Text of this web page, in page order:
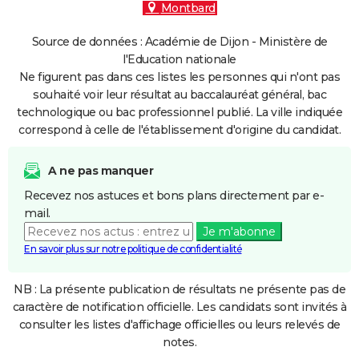
Montbard
Source de données : Académie de Dijon - Ministère de
l'Education nationale
Ne figurent pas dans ces listes les personnes qui n'ont pas
souhaité voir leur résultat au baccalauréat général, bac
technologique ou bac professionnel publié. La ville indiquée
correspond à celle de l'établissement d'origine du candidat.
A ne pas manquer
Recevez nos astuces et bons plans directement par e-
mail.
Je m'abonne
En savoir plus sur notre politique de confidentialité
NB : La présente publication de résultats ne présente pas de
caractère de notification officielle. Les candidats sont invités à
consulter les listes d'affichage officielles ou leurs relevés de
notes.